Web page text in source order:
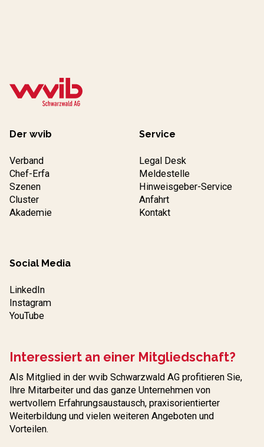
Der wvib
Verband
Chef-Erfa
Szenen
Cluster
Akademie
Service
Legal Desk
Meldestelle
Hinweisgeber-Service
Anfahrt
Kontakt
Social Media
LinkedIn
Instagram
YouTube
Interessiert an einer Mitgliedschaft?
Als Mitglied in der wvib Schwarzwald AG profitieren Sie,
Ihre Mitarbeiter und das ganze Unternehmen von
wertvollem Erfahrungs­austausch, praxisorientierter
Weiterbildung und vielen weiteren Angeboten und
Vorteilen.